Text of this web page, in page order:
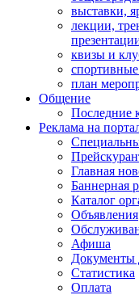
выставки,
лекции,
квизы и
план
Общение
Последние
Реклама на
Главная
Баннерная
Каталог
Объявления
Афиша
Документы
Статистика
Оплата